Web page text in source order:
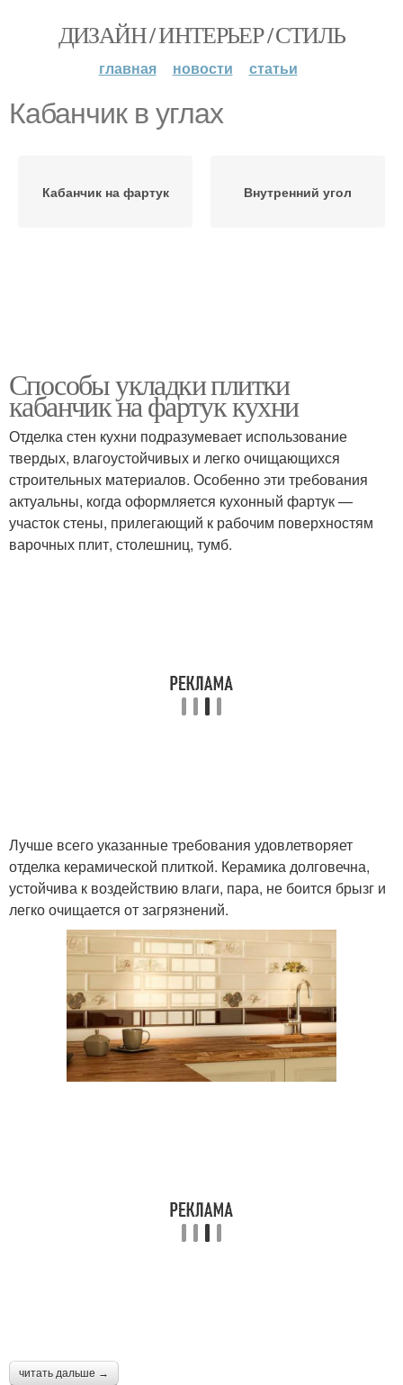
ДИЗАЙН / ИНТЕРЬЕР / СТИЛЬ
главная новости статьи
Кабанчик в углах
Кабанчик на фартук Внутренний угол
Способы укладки плитки
кабанчик на фартук кухни
Отделка стен кухни подразумевает использование
твердых, влагоустойчивых и легко очищающихся
строительных материалов. Особенно эти требования
актуальны, когда оформляется кухонный фартук —
участок стены, прилегающий к рабочим поверхностям
варочных плит, столешниц, тумб.
Лучше всего указанные требования удовлетворяет
отделка керамической плиткой. Керамика долговечна,
устойчива к воздействию влаги, пара, не боится брызг и
легко очищается от загрязнений.
читать дальше →